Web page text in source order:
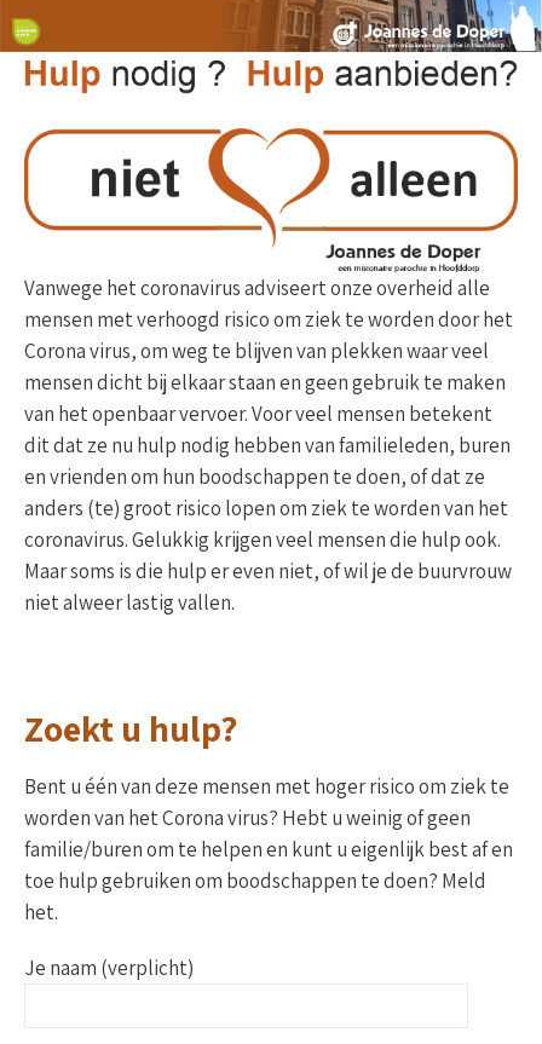
Vanwege het coronavirus adviseert onze overheid alle
mensen met verhoogd risico om ziek te worden door het
Corona virus, om weg te blijven van plekken waar veel
mensen dicht bij elkaar staan en geen gebruik te maken
van het openbaar vervoer. Voor veel mensen betekent
dit dat ze nu hulp nodig hebben van familieleden, buren
en vrienden om hun boodschappen te doen, of dat ze
anders (te) groot risico lopen om ziek te worden van het
coronavirus. Gelukkig krijgen veel mensen die hulp ook.
Maar soms is die hulp er even niet, of wil je de buurvrouw
niet alweer lastig vallen.
Zoekt u hulp?
Bent u één van deze mensen met hoger risico om ziek te
worden van het Corona virus? Hebt u weinig of geen
familie/buren om te helpen en kunt u eigenlijk best af en
toe hulp gebruiken om boodschappen te doen? Meld
het.
Je naam (verplicht)